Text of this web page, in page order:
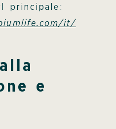
principale:
it/
e